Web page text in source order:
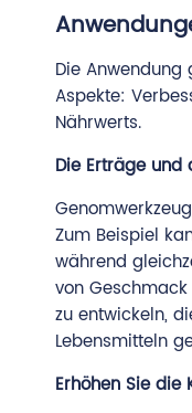
Die
Aspekte:
Nährwerts.
Die Erträge
Zum Beispiel
während
von
zu entwickeln,
Lebensmitteln
Erhöhen Sie